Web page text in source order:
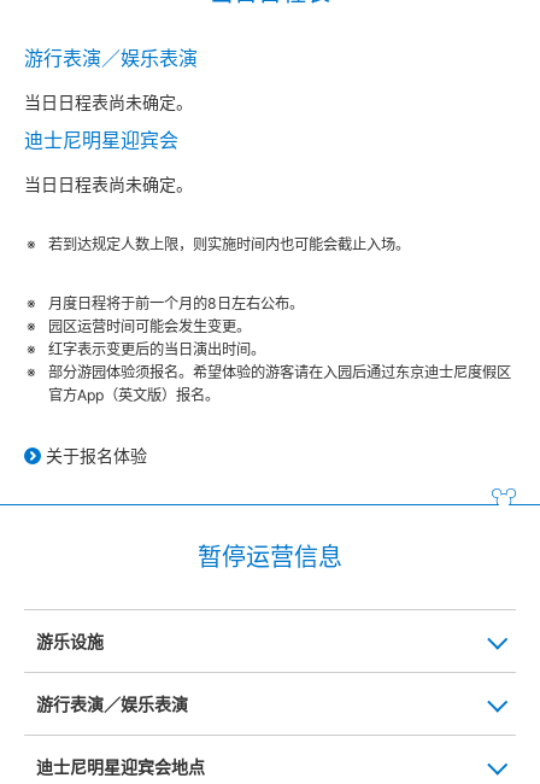
游行表演／娱乐表演
当日日程表尚未确定。
迪士尼明星迎宾会
当日日程表尚未确定。
若到达规定人数上限，则实施时间内也可能会截止入场。
月度日程将于前一个月的8日左右公布。
园区运营时间可能会发生变更。
红字表示变更后的当日演出时间。
部分游园体验须报名。希望体验的游客请在入园后通过东京迪士尼度假区
官方App（英文版）报名。
关于报名体验
暂停运营信息
游乐设施
游行表演／娱乐表演
迪士尼明星迎宾会地点